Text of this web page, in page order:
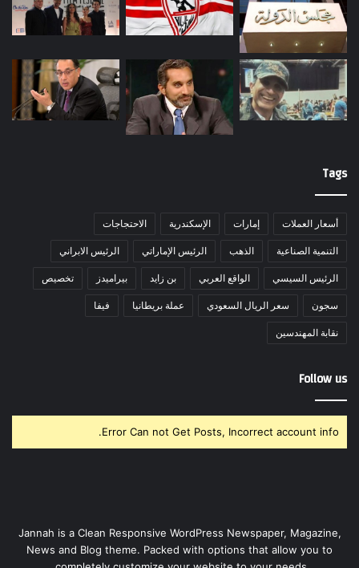
Tags
أسعار العملات إمارات الإسكندرية الاحتجاجات
التنمية الصناعية الذهب الرئيس الإماراتي الرئيس الابراني
الرئيس السيسي الواقع العربي بن زايد بيراميدز تخصيص
سجون سعر الريال السعودي عملة بريطانيا فيفا
نقابة المهندسين
Follow us
Error Can not Get Posts, Incorrect account info.
Jannah is a Clean Responsive WordPress Newspaper, Magazine,
News and Blog theme. Packed with options that allow you to